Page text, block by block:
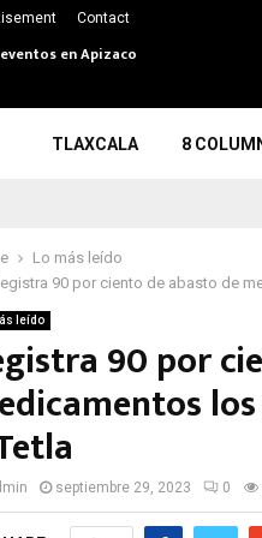
Contact
en Apizaco
TLAXCALA 8
Lo más leído
90 por ciento de abasto de
leído
90 por
septiembre 29, 2023 0